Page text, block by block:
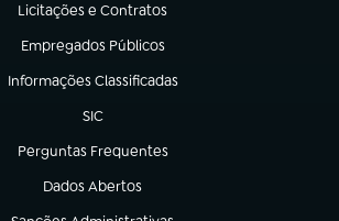
Licitações e Contratos
(abre em nova aba)
Empregados Públicos
(abre em nova aba)
Informações Classificadas
(abre em nova aba)
SIC
(abre em nova aba)
Perguntas Frequentes
(abre em nova aba)
Dados Abertos
(abre em nova aba)